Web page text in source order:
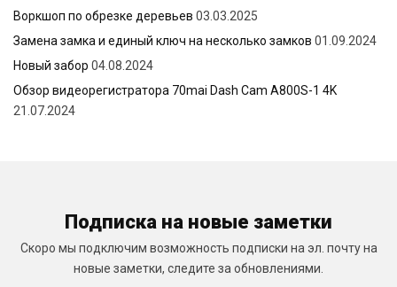
Воркшоп по обрезке деревьев 03.03.2025
Замена замка и единый ключ на несколько замков 01.09.2024
Новый забор 04.08.2024
Обзор видеорегистратора 70mai Dash Cam A800S-1 4K
21.07.2024
Подписка на новые заметки
Скоро мы подключим возможность подписки на эл. почту на
новые заметки, следите за обновлениями.